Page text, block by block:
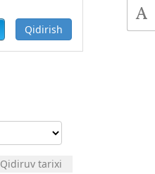
Qidirish
Qidiruv tarixi